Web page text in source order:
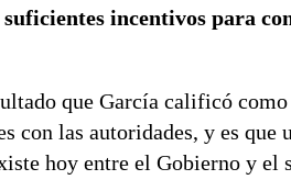
suficientes incentivos para
que García calificó
con las autoridades, y es
hoy entre el Gobierno y